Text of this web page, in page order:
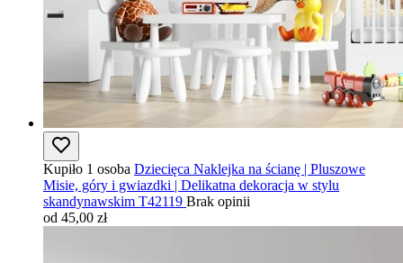
Kupiło 1 osoba Dziecięca Naklejka na ścianę | Pluszowe
Misie, góry i gwiazdki | Delikatna dekoracja w stylu
skandynawskim T42119 Brak opinii
od 45,00 zł